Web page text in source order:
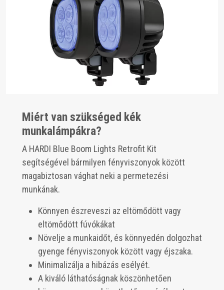
Miért van szükséged kék
munkalámpákra?
A HARDI Blue Boom Lights Retrofit Kit
segítségével bármilyen fényviszonyok között
magabiztosan vághat neki a permetezési
munkának.
Könnyen észreveszi az eltömődött vagy
eltömődött fúvókákat
Növelje a munkaidőt, és könnyedén dolgozhat
gyenge fényviszonyok között vagy éjszaka.
Minimalizálja a hibázás esélyét.
A kiváló láthatóságnak köszönhetően